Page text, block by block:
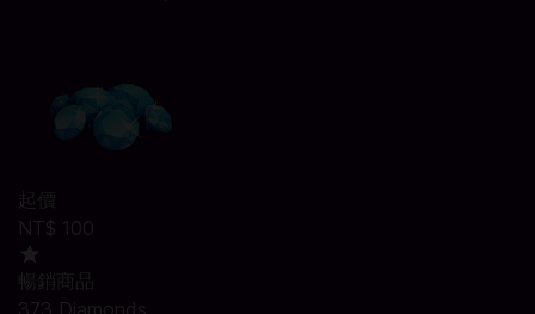
起價
NT$ 100
暢銷商品
373 Diamonds